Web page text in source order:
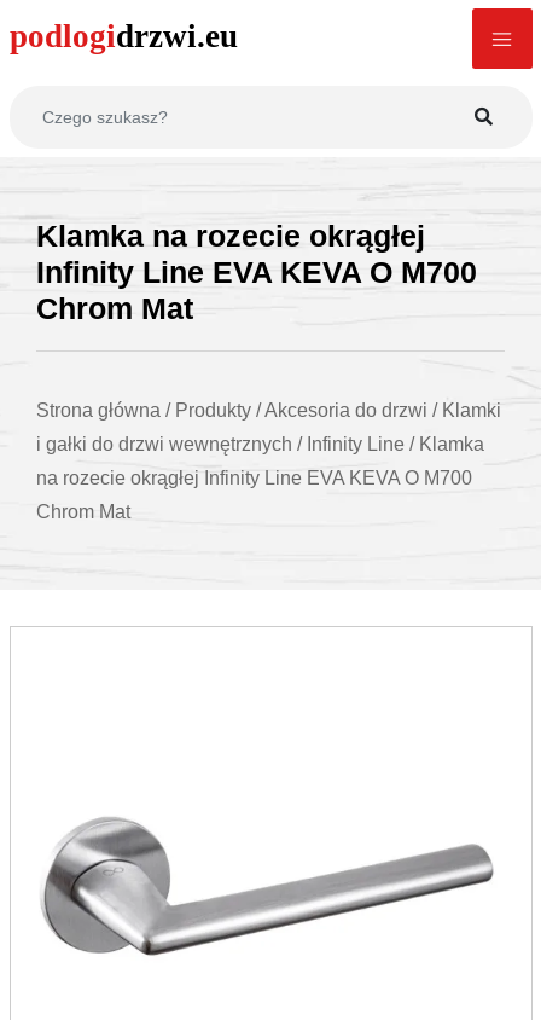
Klamka na rozecie okrągłej
Infinity Line EVA KEVA O M700
Chrom Mat
Strona główna / Produkty /Akcesoria do drzwi / Klamki
i gałki do drzwi wewnętrznych / Infinity Line / Klamka
na rozecie okrągłej Infinity Line EVA KEVA O M700
Chrom Mat